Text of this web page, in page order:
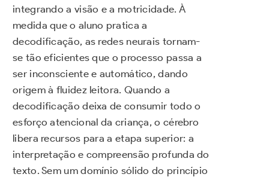
integrando a visão e a motricidade. À
medida que o aluno pratica a
decodificação, as redes neurais tornam-
se tão eficientes que o processo passa a
ser inconsciente e automático, dando
origem à fluidez leitora. Quando a
decodificação deixa de consumir todo o
esforço atencional da criança, o cérebro
libera recursos para a etapa superior: a
interpretação e compreensão profunda do
texto. Sem um domínio sólido do princípio